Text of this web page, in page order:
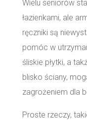
Wielu seniorów
łazienkami, ale
ręczniki są
pomóc w
śliskie płytki, a
blisko ściany,
zagrożeniem dla
Proste rzeczy,